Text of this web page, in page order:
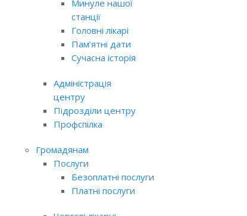
Минуле нашої
станції
Головні лікарі
Пам’ятні дати
Сучасна історія
Адміністрація
центру
Підрозділи центру
Профспілка
Громадянам
Послуги
Безоплатні послуги
Платні послуги